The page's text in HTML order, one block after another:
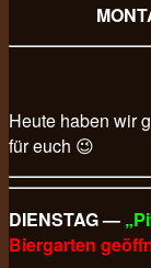
Heute haben wir
für euch 😉
DIENSTAG —
Biergarten